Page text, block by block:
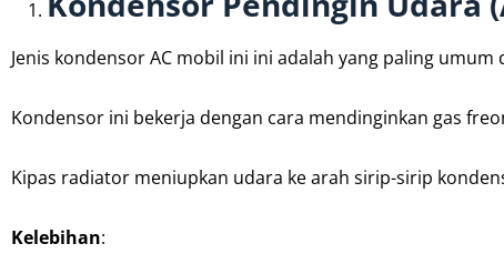
Jenis kondensor AC mobil ini ini adalah yang paling umum
Kondensor ini bekerja dengan cara mendinginkan gas
Kipas radiator meniupkan udara ke arah sirip-sirip
Kelebihan: